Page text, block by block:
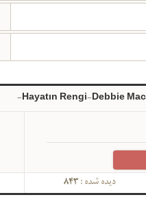
Hayatın Rengi-Debbie
دیده شده : 843